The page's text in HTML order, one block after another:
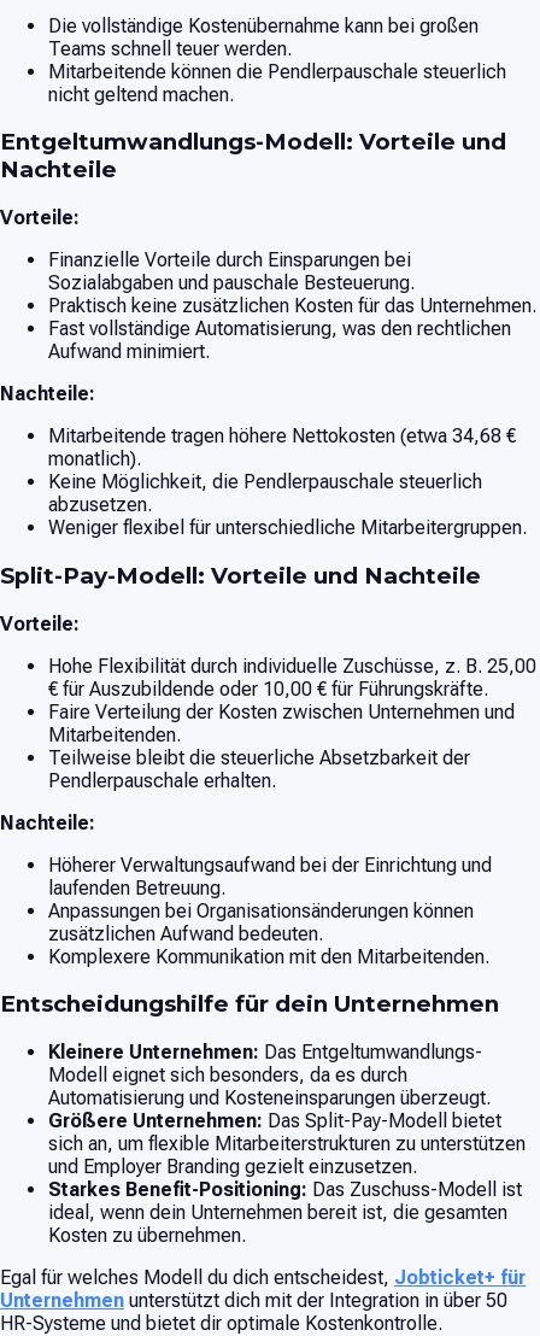
Die vollständige Kostenübernahme kann bei großen
Teams schnell teuer werden.
Mitarbeitende können die Pendlerpauschale steuerlich
nicht geltend machen.
Entgeltumwandlungs-Modell: Vorteile und
Nachteile
Vorteile:
Finanzielle Vorteile durch Einsparungen bei
Sozialabgaben und pauschale Besteuerung.
Praktisch keine zusätzlichen Kosten für das Unternehmen.
Fast vollständige Automatisierung, was den rechtlichen
Aufwand minimiert.
Nachteile:
Mitarbeitende tragen höhere Nettokosten (etwa 34,68 €
monatlich).
Keine Möglichkeit, die Pendlerpauschale steuerlich
abzusetzen.
Weniger flexibel für unterschiedliche Mitarbeitergruppen.
Split-Pay-Modell: Vorteile und Nachteile
Vorteile:
Hohe Flexibilität durch individuelle Zuschüsse, z. B. 25,00
€ für Auszubildende oder 10,00 € für Führungskräfte.
Faire Verteilung der Kosten zwischen Unternehmen und
Mitarbeitenden.
Teilweise bleibt die steuerliche Absetzbarkeit der
Pendlerpauschale erhalten.
Nachteile:
Höherer Verwaltungsaufwand bei der Einrichtung und
laufenden Betreuung.
Anpassungen bei Organisationsänderungen können
zusätzlichen Aufwand bedeuten.
Komplexere Kommunikation mit den Mitarbeitenden.
Entscheidungshilfe für dein Unternehmen
Kleinere Unternehmen: Das Entgeltumwandlungs-
Modell eignet sich besonders, da es durch
Automatisierung und Kosteneinsparungen überzeugt.
Größere Unternehmen: Das Split-Pay-Modell bietet
sich an, um flexible Mitarbeiterstrukturen zu unterstützen
und Employer Branding gezielt einzusetzen.
Starkes Benefit-Positioning: Das Zuschuss-Modell ist
ideal, wenn dein Unternehmen bereit ist, die gesamten
Kosten zu übernehmen.
Egal für welches Modell du dich entscheidest, Jobticket+ für
Unternehmen unterstützt dich mit der Integration in über 50
HR-Systeme und bietet dir optimale Kostenkontrolle.